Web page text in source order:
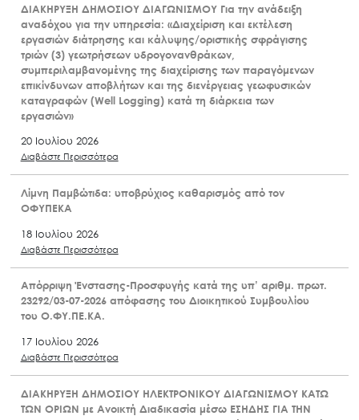
ΔΙΑΚΗΡΥΞΗ ΔΗΜΟΣΙΟΥ ΔΙΑΓΩΝΙΣΜΟΥ Για την ανάδειξη
αναδόχου για την υπηρεσία: «Διαχείριση και εκτέλεση
εργασιών διάτρησης και κάλυψης/οριστικής σφράγισης
τριών (3) γεωτρήσεων υδρογονανθράκων,
συμπεριλαμβανομένης της διαχείρισης των παραγόμενων
επικίνδυνων αποβλήτων και της διενέργειας γεωφυσικών
καταγραφών (Well Logging) κατά τη διάρκεια των
εργασιών»
20 Ιουλίου 2026
Διαβάστε Περισσότερα
Λίμνη Παμβώτιδα: υποβρύχιος καθαρισμός από τον
ΟΦΥΠΕΚΑ
18 Ιουλίου 2026
Διαβάστε Περισσότερα
Απόρριψη Ένστασης-Προσφυγής κατά της υπ’ αριθμ. πρωτ.
23292/03-07-2026 απόφασης του Διοικητικού Συμβουλίου
του Ο.ΦΥ.ΠΕ.ΚΑ.
17 Ιουλίου 2026
Διαβάστε Περισσότερα
ΔΙΑΚΗΡΥΞΗ ΔΗΜΟΣΙΟΥ ΗΛΕΚΤΡΟΝΙΚΟΥ ΔΙΑΓΩΝΙΣΜΟΥ ΚΑΤΩ
ΤΩΝ ΟΡΙΩΝ με Ανοικτή Διαδικασία μέσω ΕΣΗΔΗΣ ΓΙΑ ΤΗΝ